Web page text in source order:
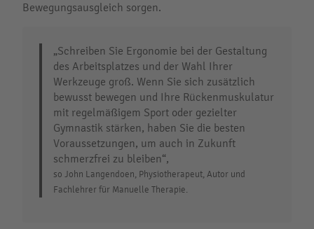
Bewegungsausgleich sorgen.
„Schreiben Sie Ergonomie bei der Gestaltung
des Arbeitsplatzes und der Wahl Ihrer
Werkzeuge groß. Wenn Sie sich zusätzlich
bewusst bewegen und Ihre Rückenmuskulatur
mit regelmäßigem Sport oder gezielter
Gymnastik stärken, haben Sie die besten
Voraussetzungen, um auch in Zukunft
schmerzfrei zu bleiben“,
so John Langendoen, Physiotherapeut, Autor und
Fachlehrer für Manuelle Therapie.